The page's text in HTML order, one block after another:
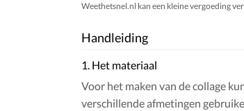
Weethetsnel.nl kan een kleine vergoeding
Handleiding
1. Het materiaal
Voor het maken van de collage
verschillende afmetingen